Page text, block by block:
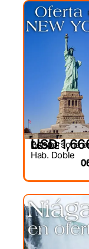
DESDE
USD
Por persona
Hab. Doble